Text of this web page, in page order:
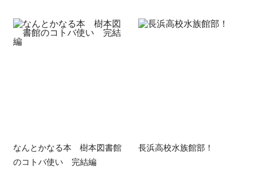
なんとかなる本 樹本図書館
のコトバ使い 完結編
長浜高校水族館部！